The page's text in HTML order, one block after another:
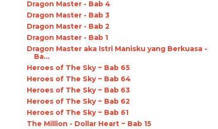
Dragon Master - Bab 4
Dragon Master - Bab 3
Dragon Master - Bab 2
Dragon Master - Bab 1
Dragon Master aka Istri Manisku yang Berkuasa -
Ba...
Heroes of The Sky ~ Bab 65
Heroes of The Sky ~ Bab 64
Heroes of The Sky ~ Bab 63
Heroes of The Sky ~ Bab 62
Heroes of The Sky ~ Bab 61
The Million - Dollar Heart ~ Bab 15